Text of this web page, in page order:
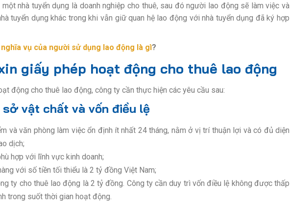
nhà tuyển dụng là doanh nghiệp cho thuê, sau đó người lao động sẽ làm việc và
tuyển dụng khác trong khi vẫn giữ quan hệ lao động với nhà tuyển dụng đã ký hợp
nghĩa vụ của người sử dụng lao động là gì?
giấy phép hoạt động cho thuê lao động
động cho thuê lao động, công ty cần thực hiện các yêu cầu sau:
vật chất và vốn điều lệ
và văn phòng làm việc ổn định ít nhất 24 tháng, nằm ở vị trí thuận lợi và có đủ diện
dịch;
hợp với lĩnh vực kinh doanh;
với số tiền tối thiểu là 2 tỷ đồng Việt Nam;
ty cho thuê lao động là 2 tỷ đồng. Công ty cần duy trì vốn điều lệ không được thấp
trong suốt thời gian hoạt động.